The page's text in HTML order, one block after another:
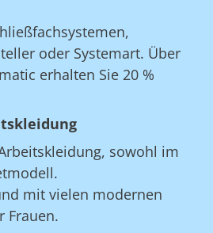
oder Systemart. Über
erhalten Sie 20 %
sowohl im
mit vielen modernen
Frauen.